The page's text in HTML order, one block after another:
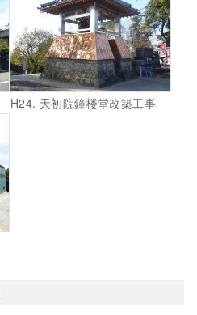
H24. 天初院鐘楼堂改築工事